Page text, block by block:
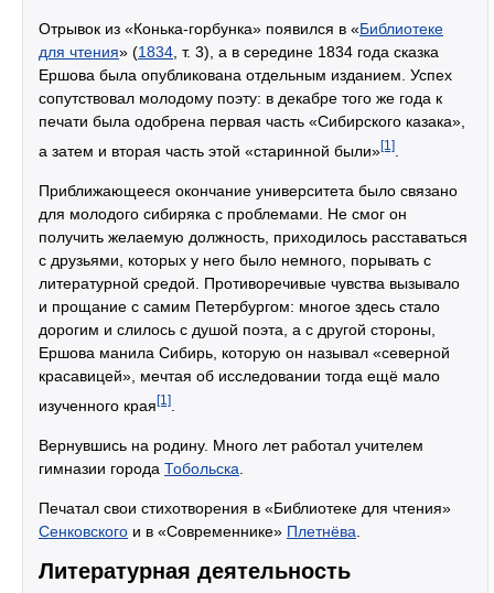
Отрывок из «Конька-горбунка» появился в «Библиотеке
для чтения» (1834, т. 3), а в середине 1834 года сказка
Ершова была опубликована отдельным изданием. Успех
сопутствовал молодому поэту: в декабре того же года к
печати была одобрена первая часть «Сибирского казака»,
а затем и вторая часть этой «старинной были»[1]
Приближающееся окончание университета было связано
для молодого сибиряка с проблемами. Не смог он
получить желаемую должность, приходилось расставаться
с друзьями, которых у него было немного, порывать с
литературной средой. Противоречивые чувства вызывало
и прощание с самим Петербургом: многое здесь стало
дорогим и слилось с душой поэта, а с другой стороны,
Ершова манила Сибирь, которую он называл «северной
красавицей», мечтая об исследовании тогда ещё мало
изученного края[1]
Вернувшись на родину. Много лет работал учителем
гимназии города Тобольска
Печатал свои стихотворения в «Библиотеке для чтения»
Сенковского и в «Современнике» Плетнёва
Литературная деятельность